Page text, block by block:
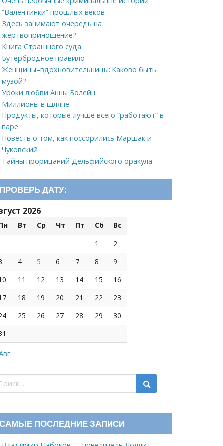
“Валентинки” прошлых веков
Здесь занимают очередь на
жертвоприношение?
Книга Страшного суда
Бутербродное правило
Женщины–вдохновительницы: Каково быть
музой?
Уроки любви Анны Болейн
Миллионы в шляпе
Продукты, которые лучше всего “работают” в
паре
Повесть о том, как поссорились Маршак и
Чуковский
Тайны прорицаний Дельфийского оракула
ПРОВЕРЬ ДАТУ:
2026
Вт Ср Чт Пт Сб
Вс
1
2
4 5 6 7 8
9
11 12 13 14 15
16
18 19 20 21 22
23
25 26 27 28 29
30
САМЫЕ ПОСЛЕДНИЕ ЗАПИСИ